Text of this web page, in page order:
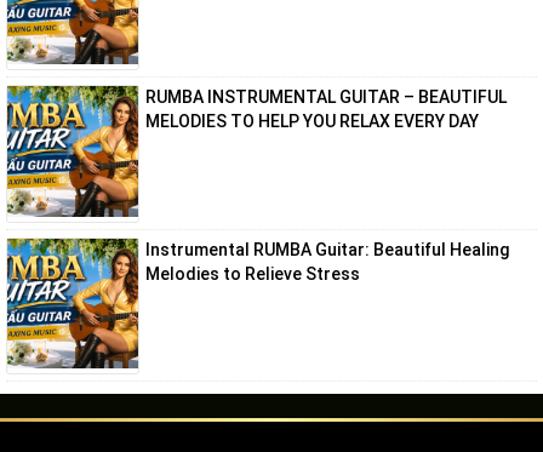
RUMBA INSTRUMENTAL GUITAR – BEAUTIFUL
MELODIES TO HELP YOU RELAX EVERY DAY
Instrumental RUMBA Guitar: Beautiful Healing
Melodies to Relieve Stress